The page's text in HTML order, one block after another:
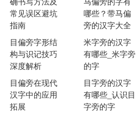
常见误区避坑
指南
目偏旁字形结
构与识记技巧
深度解析
目偏旁在现代
汉字中的应用
拓展
哪些？带马偏
旁的汉字大全
米字旁的汉字
有哪些_米字旁
的字
目字旁的汉字
有哪些_认识目
字旁的字